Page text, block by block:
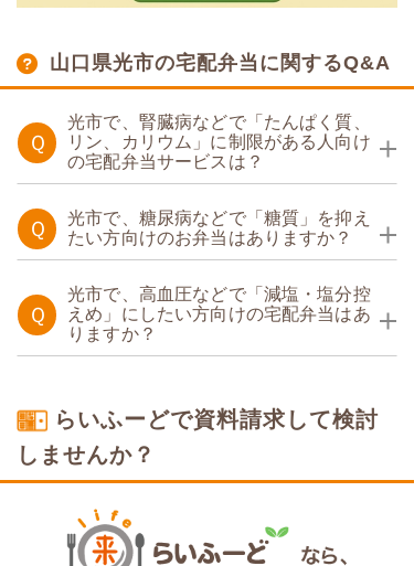
山口県光市の宅配弁当に関するQ&A
Ｑ
光市で、腎臓病などで「たんぱく質、
リン、カリウム」に制限がある人向け
の宅配弁当サービスは？
たんぱく調整食
Ｑ
光市で、糖尿病などで「糖質」を抑え
たい方向けのお弁当はありますか？
Ｑ
光市で、高血圧などで「減塩・塩分控
えめ」にしたい方向けの宅配弁当はあ
りますか？
らいふーどで資料請求して検討
しませんか？